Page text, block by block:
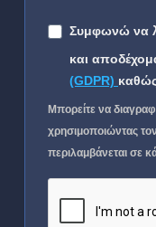
Συμφωνώ να
και
(GDPR)
Μπορείτε να
χρησιμοποιώντας
περιλαμβάνεται σε